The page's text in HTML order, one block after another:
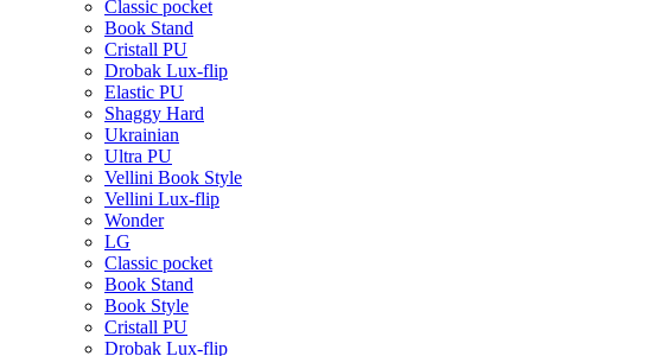
Classic pocket
Book Stand
Cristall PU
Drobak Lux-flip
Elastic PU
Shaggy Hard
Ukrainian
Ultra PU
Vellini Book Style
Vellini Lux-flip
Wonder
LG
Classic pocket
Book Stand
Book Style
Cristall PU
Drobak Lux-flip